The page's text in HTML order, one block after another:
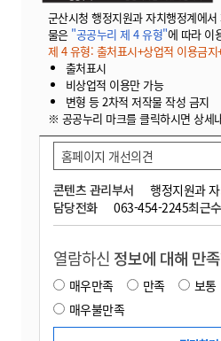
군산시청 행정지원과 자치행정계에서
물은 "공공누리 제 4 유형"에 따라 이
제 4 유형: 출처표시+상업적 이용금지
출처표시
비상업적 이용만 가능
변형 등 2차적 저작물 작성 금지
※ 공공누리 마크를 클릭하시면 상세
콘텐츠 관리부서
행정지원과
담당전화
063-454-2245최근
홈페이지 개선의견
열람하신 정보에 대해 만족
매우만족 만족 보통
매우불만족